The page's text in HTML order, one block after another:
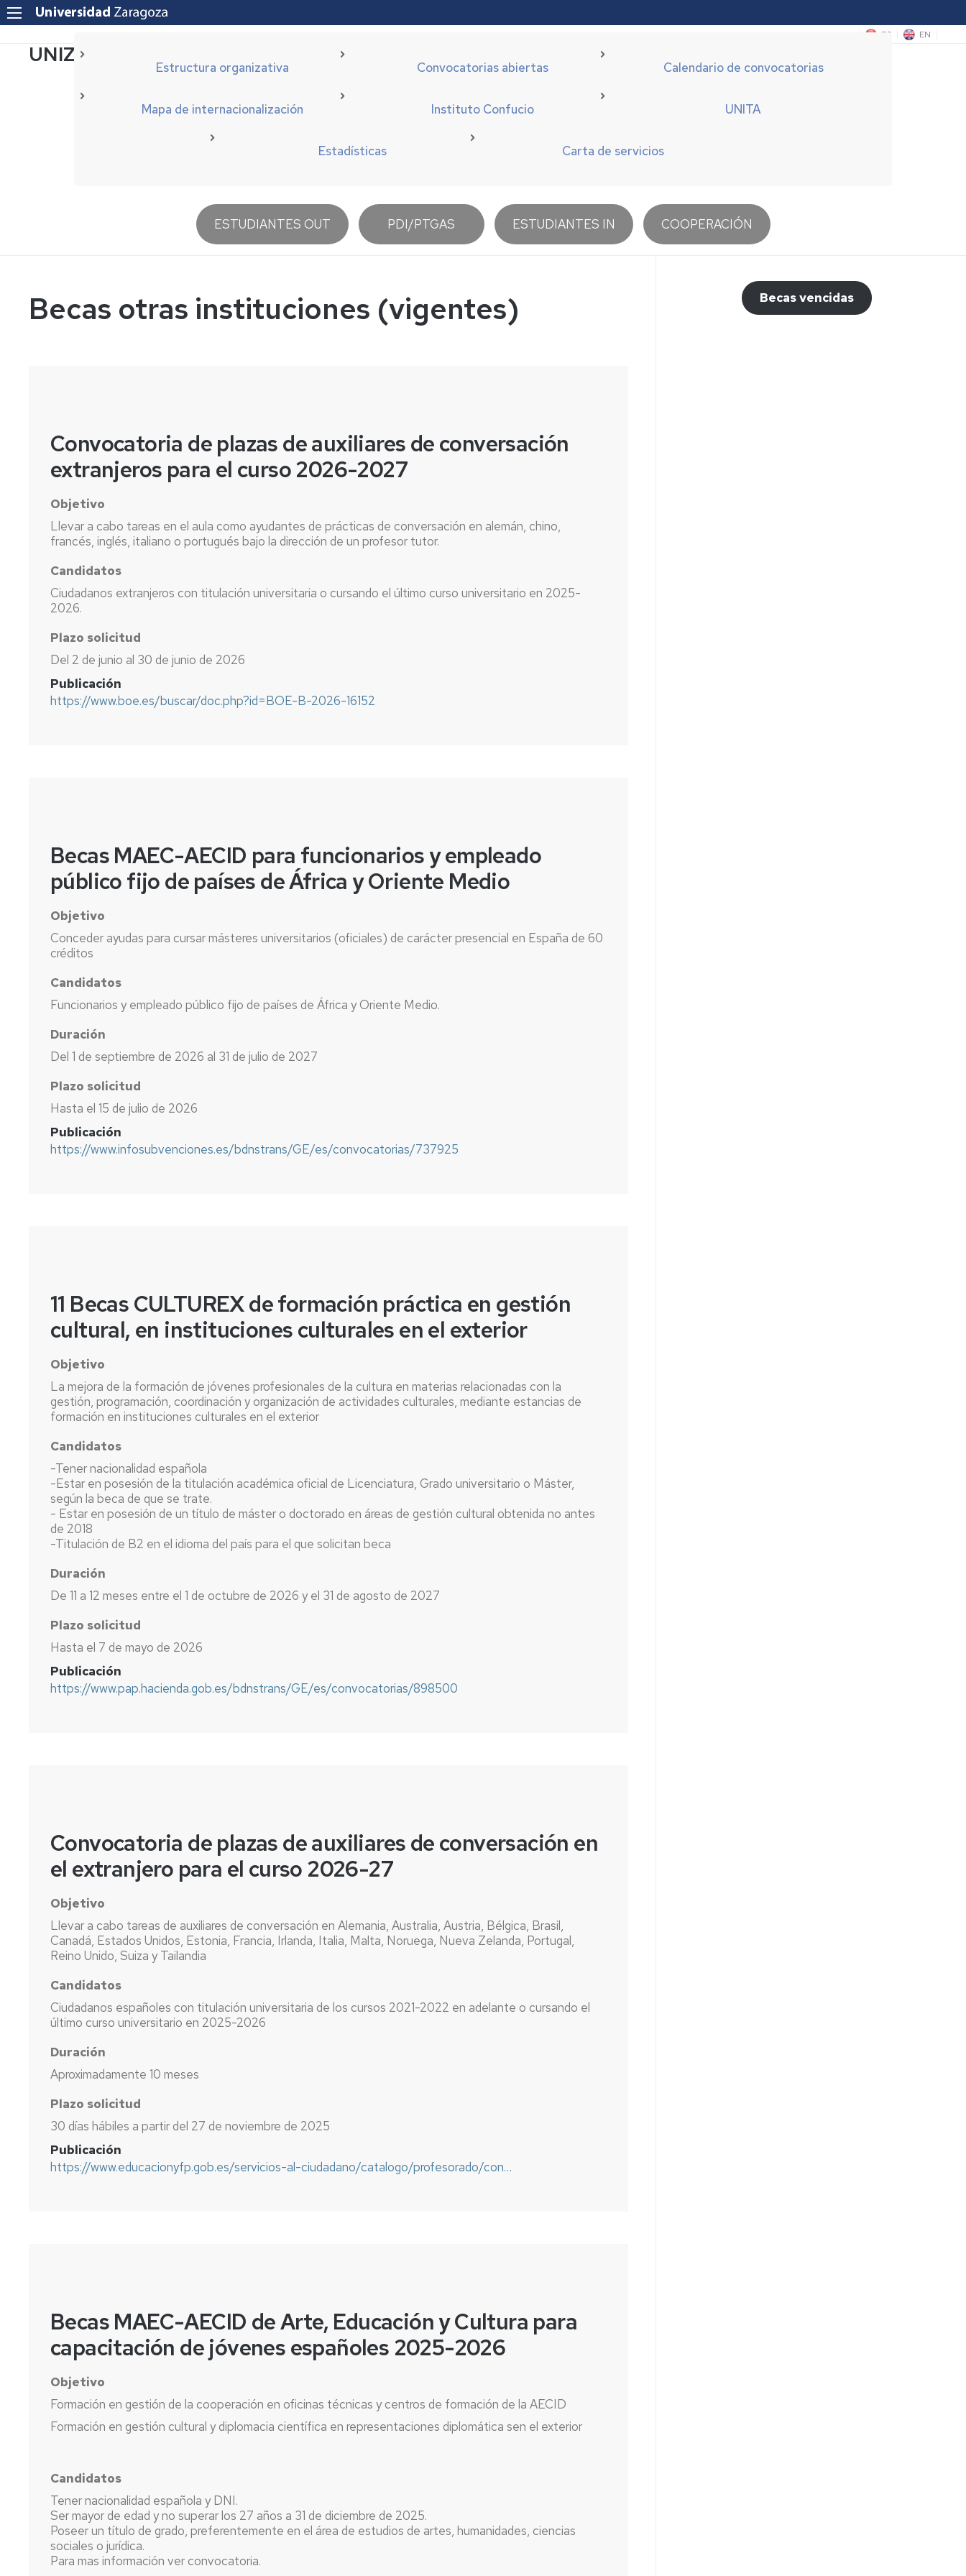
ES EN
UNIZAR Internacionalización
Estructura organizativa Convocatorias abiertas Calendario de convocatorias
Mapa de internacionalización Instituto Confucio UNITA
Estadísticas Carta de servicios
ESTUDIANTES OUT PDI/PTGAS ESTUDIANTES IN COOPERACIÓN
Becas otras instituciones (vigentes)
Convocatoria de plazas de auxiliares de conversación
extranjeros para el curso 2026-2027
Objetivo
Llevar a cabo tareas en el aula como ayudantes de prácticas de conversación en alemán, chino,
francés, inglés, italiano o portugués bajo la dirección de un profesor tutor.
Candidatos
Ciudadanos extranjeros con titulación universitaria o cursando el último curso universitario en 2025-
2026.
Plazo solicitud
Del 2 de junio al 30 de junio de 2026
Publicación
https://www.boe.es/buscar/doc.php?id=BOE-B-2026-16152
Becas MAEC-AECID para funcionarios y empleado
público fijo de países de África y Oriente Medio
Objetivo
Conceder ayudas para cursar másteres universitarios (oficiales) de carácter presencial en España de 60
créditos
Candidatos
Funcionarios y empleado público fijo de países de África y Oriente Medio.
Duración
Del 1 de septiembre de 2026 al 31 de julio de 2027
Plazo solicitud
Hasta el 15 de julio de 2026
Publicación
https://www.infosubvenciones.es/bdnstrans/GE/es/convocatorias/737925
11 Becas CULTUREX de formación práctica en gestión
cultural, en instituciones culturales en el exterior
Objetivo
La mejora de la formación de jóvenes profesionales de la cultura en materias relacionadas con la
gestión, programación, coordinación y organización de actividades culturales, mediante estancias de
formación en instituciones culturales en el exterior
Candidatos
-Tener nacionalidad española
-Estar en posesión de la titulación académica oficial de Licenciatura, Grado universitario o Máster,
según la beca de que se trate.
- Estar en posesión de un título de máster o doctorado en áreas de gestión cultural obtenida no antes
de 2018
-Titulación de B2 en el idioma del país para el que solicitan beca
Duración
De 11 a 12 meses entre el 1 de octubre de 2026 y el 31 de agosto de 2027
Plazo solicitud
Hasta el 7 de mayo de 2026
Publicación
https://www.pap.hacienda.gob.es/bdnstrans/GE/es/convocatorias/898500
Convocatoria de plazas de auxiliares de conversación en
el extranjero para el curso 2026-27
Objetivo
Llevar a cabo tareas de auxiliares de conversación en Alemania, Australia, Austria, Bélgica, Brasil,
Canadá, Estados Unidos, Estonia, Francia, Irlanda, Italia, Malta, Noruega, Nueva Zelanda, Portugal,
Reino Unido, Suiza y Tailandia
Candidatos
Ciudadanos españoles con titulación universitaria de los cursos 2021-2022 en adelante o cursando el
último curso universitario en 2025-2026
Duración
Aproximadamente 10 meses
Plazo solicitud
30 días hábiles a partir del 27 de noviembre de 2025
Publicación
https://www.educacionyfp.gob.es/servicios-al-ciudadano/catalogo/profesorado/con…
Becas MAEC-AECID de Arte, Educación y Cultura para
capacitación de jóvenes españoles 2025-2026
Objetivo
Formación en gestión de la cooperación en oficinas técnicas y centros de formación de la AECID
Formación en gestión cultural y diplomacia científica en representaciones diplomática sen el exterior
Candidatos
Tener nacionalidad española y DNI.
Ser mayor de edad y no superar los 27 años a 31 de diciembre de 2025.
Poseer un título de grado, preferentemente en el área de estudios de artes, humanidades, ciencias
sociales o jurídica.
Para mas información ver convocatoria.
Becas vencidas